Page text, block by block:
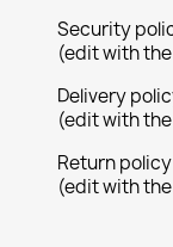
Security
(edit with
Delivery
(edit with
Return policy
(edit with